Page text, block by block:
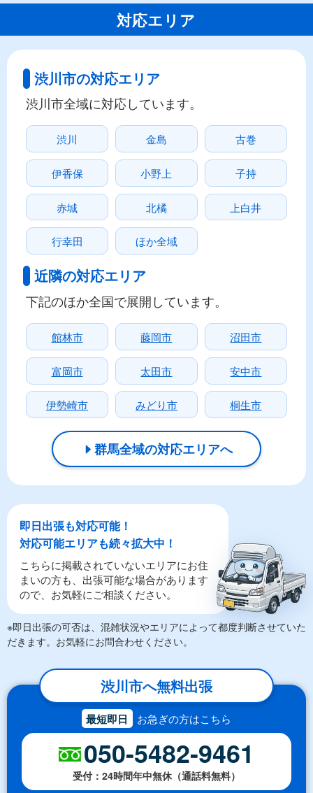
対応エリア
渋川市の対応エリア
渋川市全域に対応しています。
渋川 金島 古巻
伊香保 小野上 子持
赤城 北橘 上白井
行幸田 ほか全域
近隣の対応エリア
下記のほか全国で展開しています。
館林市 藤岡市 沼田市
富岡市 太田市 安中市
伊勢崎市 みどり市 桐生市
群馬全域の対応エリアへ
即日出張も対応可能！
対応可能エリアも続々拡大中！
こちらに掲載されていないエリアにお住
まいの方も、出張可能な場合があります
ので、お気軽にご相談ください。
※即日出張の可否は、混雑状況やエリアによって都度判断させていた
だきます。お気軽にお問合わせください。
渋川市へ無料出張
最短即日 お急ぎの方はこちら
050-5482-9461
受付：24時間年中無休（通話料無料）